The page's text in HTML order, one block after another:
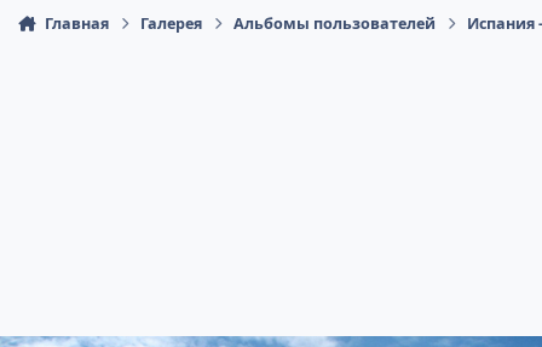
Главная Галерея Альбомы пользователей Испания